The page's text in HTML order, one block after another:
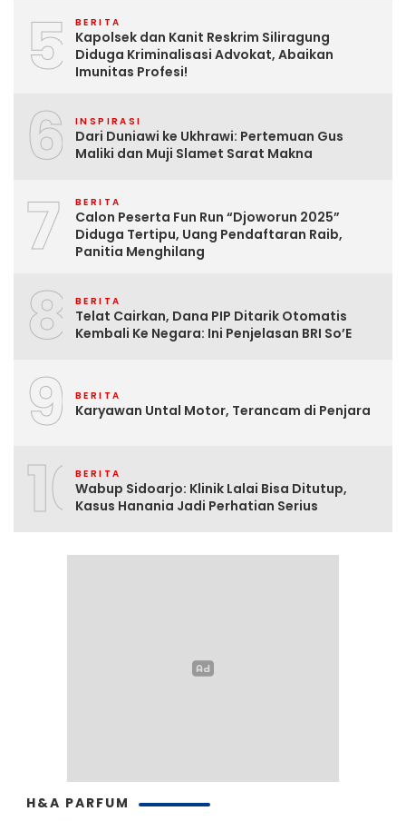
5 BERITA
Kapolsek dan Kanit Reskrim Siliragung
Diduga Kriminalisasi Advokat, Abaikan
Imunitas Profesi!
6 INSPIRASI
Dari Duniawi ke Ukhrawi: Pertemuan Gus
Maliki dan Muji Slamet Sarat Makna
7 BERITA
Calon Peserta Fun Run “Djoworun 2025”
Diduga Tertipu, Uang Pendaftaran Raib,
Panitia Menghilang
8 BERITA
Telat Cairkan, Dana PIP Ditarik Otomatis
Kembali Ke Negara: Ini Penjelasan BRI So’E
9 BERITA
Karyawan Untal Motor, Terancam di Penjara
10BERITA
Wabup Sidoarjo: Klinik Lalai Bisa Ditutup,
Kasus Hanania Jadi Perhatian Serius
H&A PARFUM